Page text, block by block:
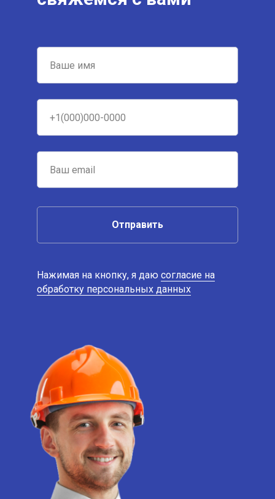
Отправить
Нажимая на кнопку, я даю согласие на
обработку персональных данных